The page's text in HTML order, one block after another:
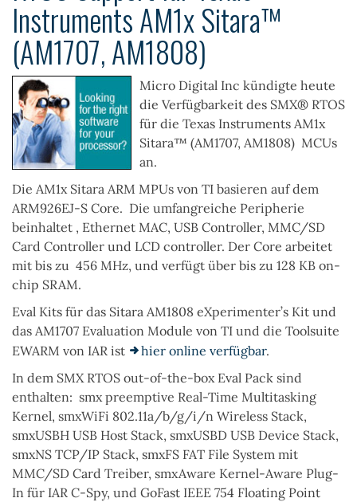
Instruments AM1x Sitara™
(AM1707, AM1808)
Micro Digital Inc kündigte heute
die Verfügbarkeit des SMX® RTOS
für die Texas Instruments AM1x
Sitara™ (AM1707, AM1808) MCUs
an.
Die AM1x Sitara ARM MPUs von TI basieren auf dem
ARM926EJ-S Core. Die umfangreiche Peripherie
beinhaltet , Ethernet MAC, USB Controller, MMC/SD
Card Controller und LCD controller. Der Core arbeitet
mit bis zu 456 MHz, und verfügt über bis zu 128 KB on-
chip SRAM.
Eval Kits für das Sitara AM1808 eXperimenter’s Kit und
das AM1707 Evaluation Module von TI und die Toolsuite
EWARM von IAR ist hier online verfügbar.
In dem SMX RTOS out-of-the-box Eval Pack sind
enthalten: smxpreemptive Real-Time Multitasking
Kernel, smxWiFi 802.11a/b/g/i/n Wireless Stack,
smxUSBH USB Host Stack, smxUSBD USB Device Stack,
smxNS TCP/IP Stack, smxFS FAT File System mit
MMC/SD Card Treiber, smxAware Kernel-Aware Plug-
In für IAR C-Spy, und GoFast IEEE 754 Floating Point